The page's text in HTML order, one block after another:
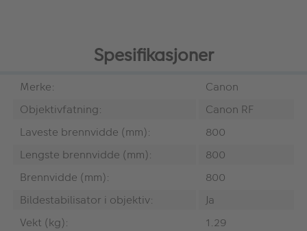
Spesifikasjoner
Merke:
Canon
Objektivfatning:
Canon RF
Laveste brennvidde (mm):
800
Lengste brennvidde (mm):
800
Brennvidde (mm):
800
Bildestabilisator i objektiv:
Ja
Vekt (kg):
1.29